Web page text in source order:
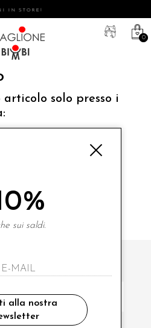
IN STORE!
0
solo presso i
Maria Angela
Ischia
NEWSLETTER
sulla privacy.
sui saldi.
alla nostra